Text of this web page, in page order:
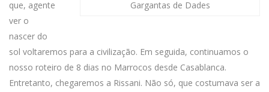
Gargantas de Dades
que, agente
ver o
nascer do
sol voltaremos para a civilização. Em seguida, continuamos o
nosso roteiro de 8 dias no Marrocos desde Casablanca.
Entretanto, chegaremos a Rissani. Não só, que costumava ser a